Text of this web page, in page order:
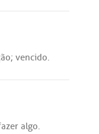
; vencido.
algo.